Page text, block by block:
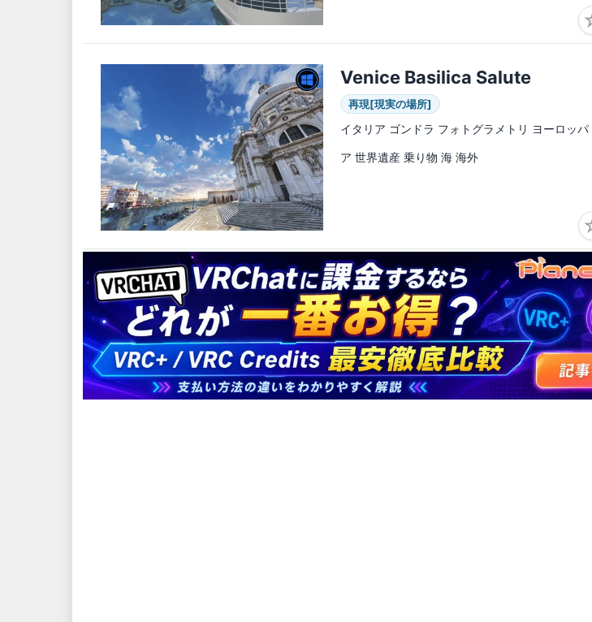
Venice Basilica Salute
再現[現実の場所]
イタリア ゴンドラ フォトグラメトリ ヨーロッパ
ア 世界遺産 乗り物 海 海外